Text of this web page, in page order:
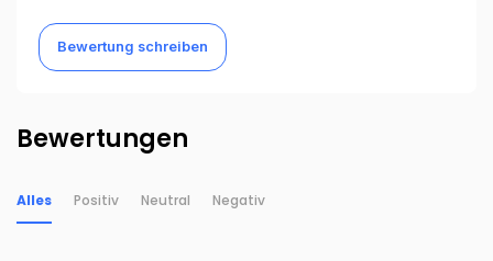
Bewertung schreiben
Bewertungen
Alles Positiv Neutral Negativ